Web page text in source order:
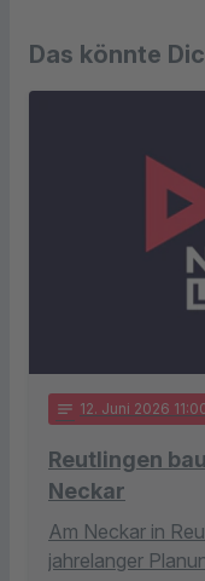
Das könnte
notes 12. Juni 2026
Reutlingen
Neckar
Am Neckar in
jahrelanger